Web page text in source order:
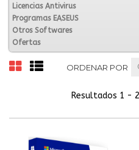
Licencias Antivirus
Programas EASEUS
Otros Softwares
Ofertas
ORDENAR POR
Resultados 1 -